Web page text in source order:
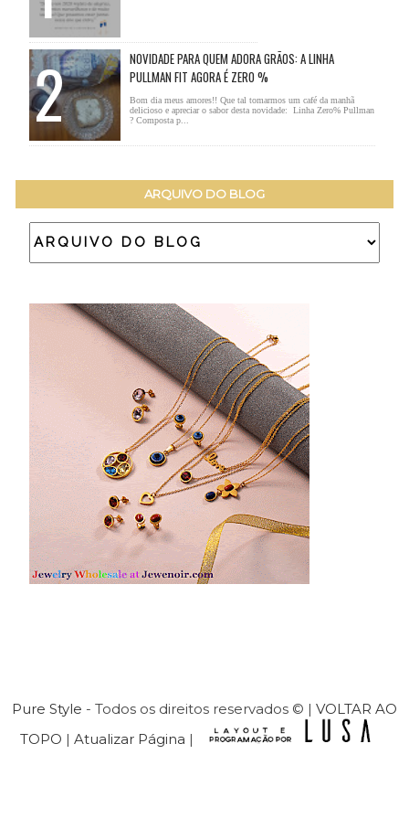
NOVIDADE PARA QUEM ADORA GRÃOS: A LINHA
PULLMAN FIT AGORA É ZERO %
Bom dia meus amores!! Que tal tomarmos um café da manhã
delicioso e apreciar o sabor desta novidade: Linha Zero% Pullman
? Composta p...
ARQUIVO DO BLOG
Pure Style - Todos os direitos reservados © | VOLTAR AO
TOPO | Atualizar Página |